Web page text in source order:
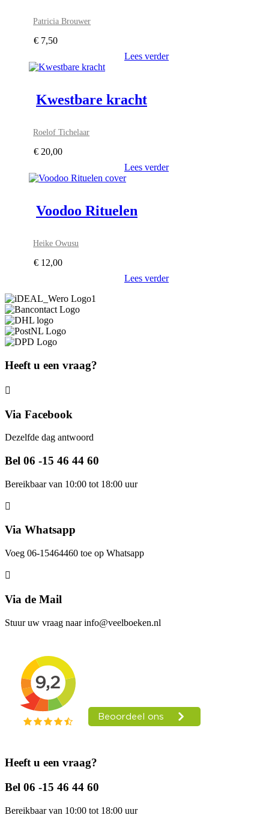
Patricia Brouwer
€ 7,50
Lees verder
Kwestbare kracht
Roelof Tichelaar
€ 20,00
Lees verder
Voodoo Rituelen
Heike Owusu
€ 12,00
Lees verder
Heeft u een vraag?
Via Facebook
Dezelfde dag antwoord
Bel 06 -15 46 44 60
Bereikbaar van 10:00 tot 18:00 uur
Via Whatsapp
Voeg 06-15464460 toe op Whatsapp
Via de Mail
Stuur uw vraag naar info@veelboeken.nl
Heeft u een vraag?
Bel 06 -15 46 44 60
Bereikbaar van 10:00 tot 18:00 uur